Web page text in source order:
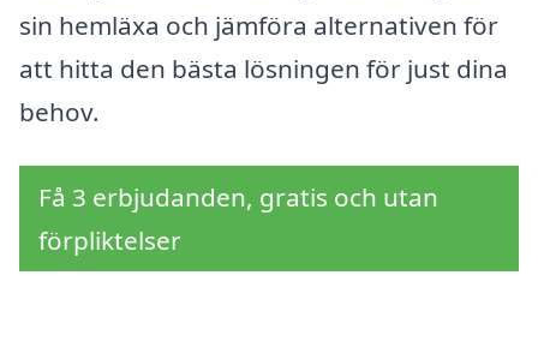
sin hemläxa och jämföra alternativen för
att hitta den bästa lösningen för just dina
behov.
Få 3 erbjudanden, gratis och utan
förpliktelser